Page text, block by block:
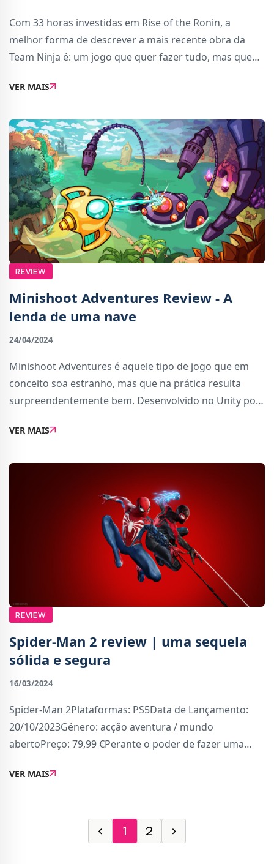
Com 33 horas investidas em Rise of the Ronin, a
melhor forma de descrever a mais recente obra da
Team Ninja é: um jogo que quer fazer tudo, mas que
Ronin?Rise of the Ronin é um jogo de acção
VER MAIS
REVIEW
Minishoot Adventures Review - A
lenda de uma nave
24/04/2024
Minishoot Adventures é aquele tipo de jogo que em
conceito soa estranho, mas que na prática resulta
surpreendentemente bem. Desenvolvido no Unity por
Adventures é um jogo inspirado nos primeiros The
VER MAIS
REVIEW
Spider-Man 2 review | uma sequela
sólida e segura
16/03/2024
Spider-Man 2Plataformas: PS5Data de Lançamento:
20/10/2023Género: acção aventura / mundo
abertoPreço: 79,99 €Perante o poder de fazer uma
Marvel&#039;s Spider-Man 2, a Insomniac Games quis
VER MAIS
‹ 1 2 ›